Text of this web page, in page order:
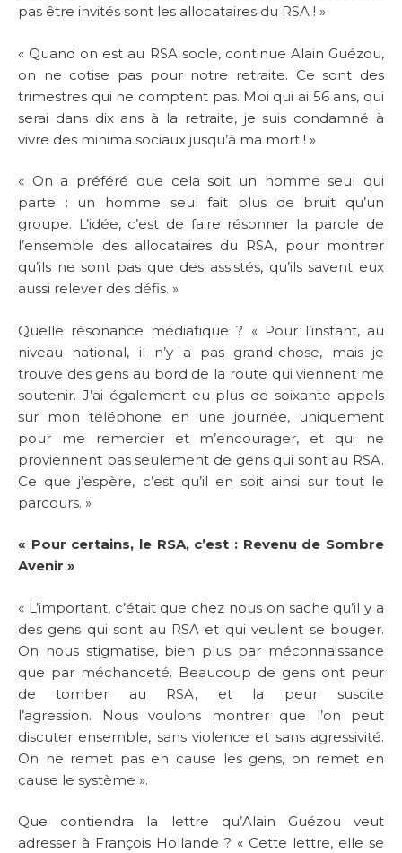
pas être invités sont les allocataires du RSA ! »
« Quand on est au RSA socle, continue Alain Guézou,
on ne cotise pas pour notre retraite. Ce sont des
trimestres qui ne comptent pas. Moi qui ai 56 ans, qui
serai dans dix ans à la retraite, je suis condamné à
vivre des minima sociaux jusqu’à ma mort ! »
« On a préféré que cela soit un homme seul qui
parte : un homme seul fait plus de bruit qu’un
groupe. L’idée, c’est de faire résonner la parole de
l’ensemble des allocataires du RSA, pour montrer
qu’ils ne sont pas que des assistés, qu’ils savent eux
aussi relever des défis. »
Quelle résonance médiatique ? « Pour l’instant, au
niveau national, il n’y a pas grand-chose, mais je
trouve des gens au bord de la route qui viennent me
soutenir. J’ai également eu plus de soixante appels
sur mon téléphone en une journée, uniquement
pour me remercier et m’encourager, et qui ne
proviennent pas seulement de gens qui sont au RSA.
Ce que j’espère, c’est qu’il en soit ainsi sur tout le
parcours. »
« Pour certains, le RSA, c’est : Revenu de Sombre
Avenir »
« L’important, c’était que chez nous on sache qu’il y a
des gens qui sont au RSA et qui veulent se bouger.
On nous stigmatise, bien plus par méconnaissance
que par méchanceté. Beaucoup de gens ont peur
de tomber au RSA, et la peur suscite
l’agression. Nous voulons montrer que l’on peut
discuter ensemble, sans violence et sans agressivité.
On ne remet pas en cause les gens, on remet en
cause le système ».
Que contiendra la lettre qu’Alain Guézou veut
adresser à François Hollande ? « Cette lettre, elle se